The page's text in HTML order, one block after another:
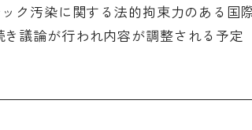
ク汚染に関する法的拘束力のある国
議論が行われ内容が調整される予定